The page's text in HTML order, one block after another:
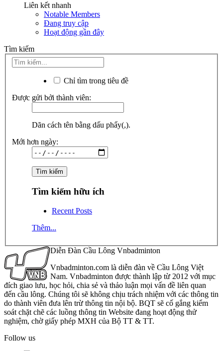
Liên kết nhanh
Notable Members
Đang truy cập
Hoạt động gần đây
Tìm kiếm
Chỉ tìm trong tiêu đề
Được gửi bởi thành viên:
Dãn cách tên bằng dấu phẩy(,).
Mới hơn ngày:
Tìm kiếm hữu ích
Recent Posts
Thêm...
Diễn Đàn Cầu Lông Vnbadminton
Vnbadminton.com là diễn đàn về Cầu Lông Việt
Nam. Vnbadminton được thành lập từ 2012 với mục
đích giao lưu, học hỏi, chia sẻ và thảo luận mọi vấn đề liên quan
đến cầu lông. Chúng tôi sẽ không chịu trách nhiệm với các thông tin
do thành viên đưa lên trừ thông tin nội bộ. BQT sẽ cố gắng kiểm
soát chặt chẽ các luồng thông tin Website đang hoạt động thử
nghiệm, chờ giấy phép MXH của Bộ TT & TT.
Follow us